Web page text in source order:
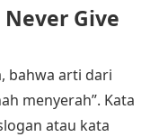
Give
bahwa arti dari
menyerah”. Kata
atau kata